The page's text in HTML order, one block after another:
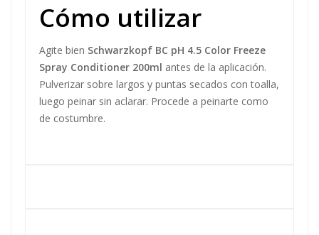
Cómo utilizar
Agite bien Schwarzkopf BC pH 4.5 Color Freeze
Spray Conditioner 200ml antes de la aplicación.
Pulverizar sobre largos y puntas secados con toalla,
luego peinar sin aclarar. Procede a peinarte como
de costumbre.